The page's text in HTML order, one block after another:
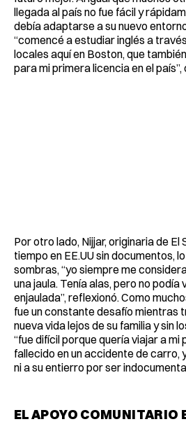
llegada al país no fue fácil y
debía adaptarse a su nuevo
“comencé a estudiar inglés a
locales aquí en Boston, que
para mi primera licencia en el
Por otro lado, Nijjar, originaria de El
tiempo en EE.UU sin documentos,
sombras, “yo siempre me
una jaula. Tenía alas, pero no podía
enjaulada”, reflexionó. Como
fue un constante desafío mientras
nueva vida lejos de su familia y sin
“fue difícil porque quería viajar a mi
fallecido en un accidente de carro,
ni a su entierro por ser
EL APOYO COMUNITARIO